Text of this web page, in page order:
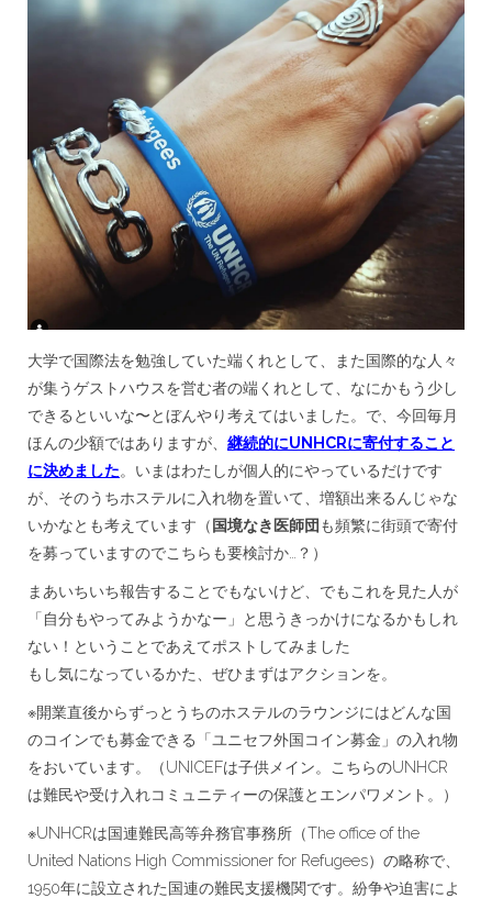
に。
大学で国際法を勉強していた端くれとして、また国際的な人々
が集うゲストハウスを営む者の端くれとして、なにかもう少し
できるといいな〜とぼんやり考えてはいました。で、今回毎月
ほんの少額ではありますが、 継続的にUNHCRに寄付すること
に決めました。いまはわたしが個人的にやっているだけです
が、そのうちホステルに入れ物を置いて、増額出来るんじゃな
いかなとも考えています（国境なき医師団も頻繁に街頭で寄付
を募っていますのでこちらも要検討か…？）
まあいちいち報告することでもないけど、でもこれを見た人が
「自分もやってみようかなー」と思うきっかけになるかもしれ
ない！ということであえてポストしてみました
もし気になっているかた、ぜひまずはアクションを。
※開業直後からずっとうちのホステルのラウンジにはどんな国
のコインでも募金できる「ユニセフ外国コイン募金」の入れ物
をおいています。（UNICEFは子供メイン。こちらのUNHCR
は難民や受け入れコミュニティーの保護とエンパワメント。）
※UNHCRは国連難民高等弁務官事務所（The office of the
United Nations High Commissioner for Refugees）の略称で、
1950年に設立された国連の難民支援機関です。紛争や迫害によ